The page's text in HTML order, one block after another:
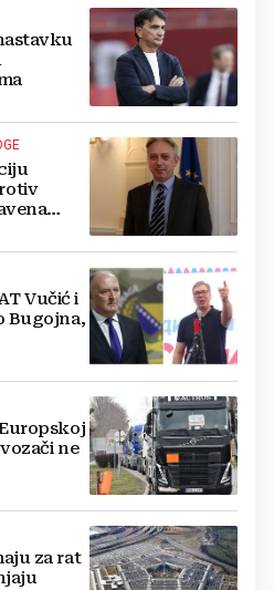
Vučić i
Bugojna,
ne
za rat